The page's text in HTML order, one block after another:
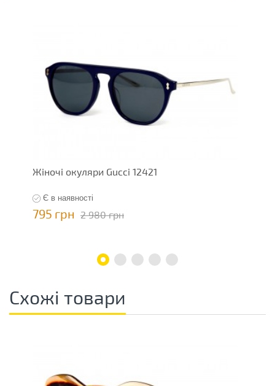
Жіночі окуляри Gucci 12421
Є в наявності
795 грн 2 980 грн
Схожі товари